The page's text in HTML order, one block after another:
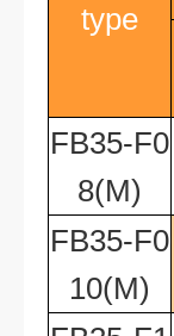
type
FB35-F0
8(M)
FB35-F0
10(M)